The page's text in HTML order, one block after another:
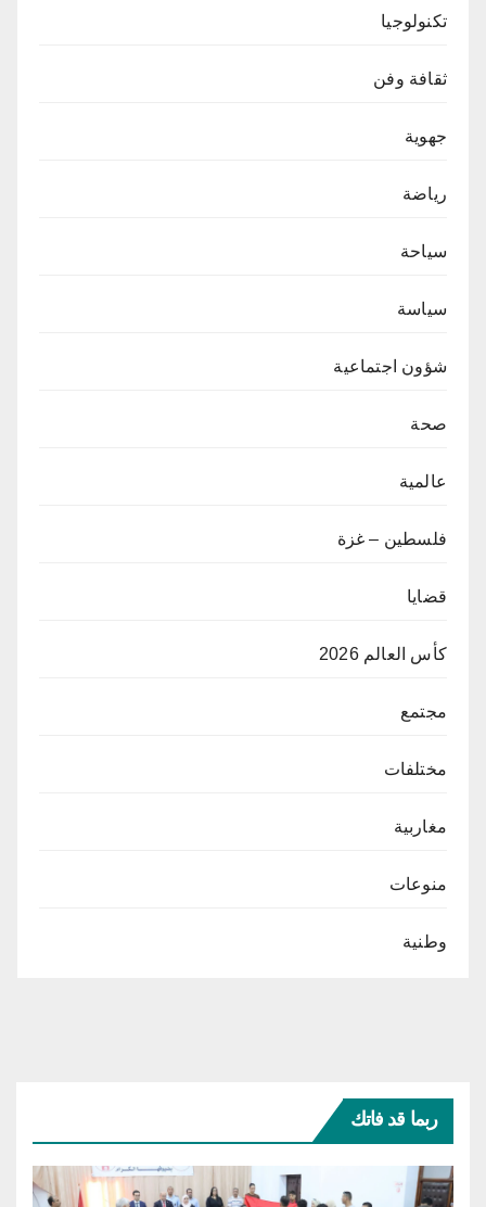
تكنولوجيا
ثقافة وفن
جهوية
رياضة
سياحة
سياسة
شؤون اجتماعية
صحة
عالمية
فلسطين – غزة
قضايا
كأس العالم 2026
مجتمع
مختلفات
مغاربية
منوعات
وطنية
ربما قد فاتك